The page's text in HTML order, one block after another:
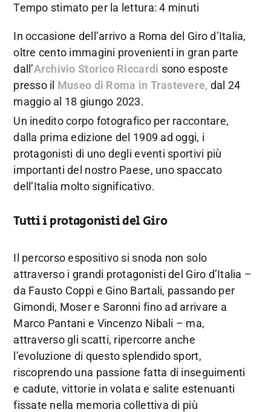
Tempo stimato per la lettura: 4 minuti
In occasione dell’arrivo a Roma del Giro d’Italia,
oltre cento immagini provenienti in gran parte
dall’Archivio Storico Riccardi sono esposte
presso il Museo di Roma in Trastevere, dal 24
maggio al 18 giungo 2023.
Un inedito corpo fotografico per raccontare,
dalla prima edizione del 1909 ad oggi, i
protagonisti di uno degli eventi sportivi più
importanti del nostro Paese, uno spaccato
dell’Italia molto significativo.
Tutti i protagonisti del Giro
Il percorso espositivo si snoda non solo
attraverso i grandi protagonisti del Giro d’Italia –
da Fausto Coppi e Gino Bartali, passando per
Gimondi, Moser e Saronni fino ad arrivare a
Marco Pantani e Vincenzo Nibali – ma,
attraverso gli scatti, ripercorre anche
l’evoluzione di questo splendido sport,
riscoprendo una passione fatta di inseguimenti
e cadute, vittorie in volata e salite estenuanti
fissate nella memoria collettiva di più